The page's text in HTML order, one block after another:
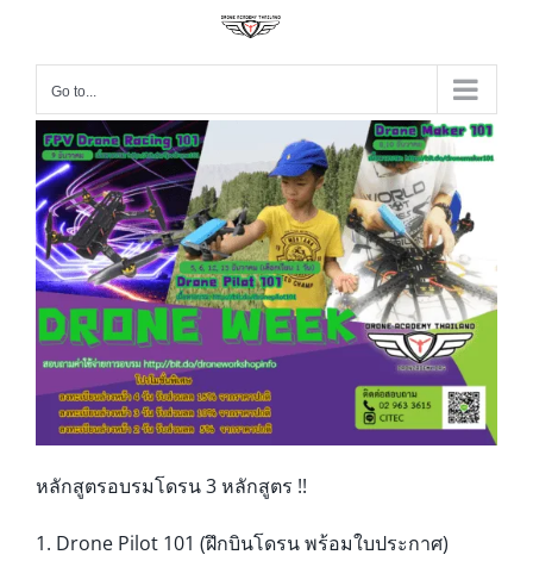
Go to...
หลักสูตรอบรมโดรน 3 หลักสูตร !!
1. Drone Pilot 101 (ฝึกบินโดรน พร้อมใบประกาศ)